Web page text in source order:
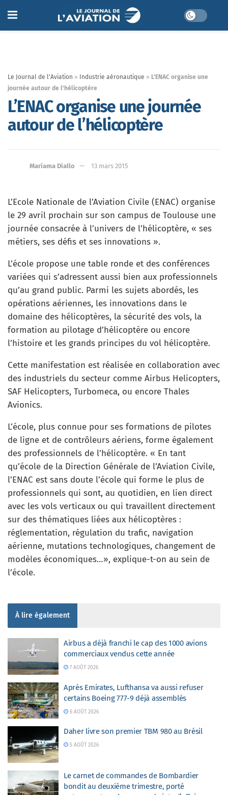
Le Journal de l'Aviation » Industrie aéronautique » L’ENAC organise une
journée autour de l’hélicoptère
L’ENAC organise une journée
autour de l’hélicoptère
Mariama Diallo 13 mars 2015
L’Ecole Nationale de l’Aviation Civile (ENAC) organise
le 29 avril prochain sur son campus de Toulouse une
journée consacrée à l’univers de l’hélicoptère, « ses
métiers, ses défis et ses innovations ».
L’école propose une table ronde et des conférences
variées qui s’adressent aussi bien aux professionnels
qu’au grand public. Parmi les sujets abordés, les
opérations aériennes, les innovations dans le
domaine des hélicoptères, la sécurité des vols, la
formation au pilotage d’hélicoptère ou encore
l’histoire et les grands principes du vol hélicoptère.
Cette manifestation est réalisée en collaboration avec
des industriels du secteur comme Airbus Helicopters,
SAF Helicopters, Turbomeca, ou encore Thales
Avionics.
L’école, plus connue pour ses formations de pilotes
de ligne et de contrôleurs aériens, forme également
des professionnels de l’hélicoptère. « En tant
qu’école de la Direction Générale de l’Aviation Civile,
l’ENAC est sans doute l’école qui forme le plus de
professionnels qui sont, au quotidien, en lien direct
avec les vols verticaux ou qui travaillent directement
sur des thématiques liées aux hélicoptères :
réglementation, régulation du trafic, navigation
aérienne, mutations technologiques, changement de
modèles économiques…», explique-t-on au sein de
l’école.
À lire également
Airbus a déjà franchi le cap des 1000 avions
commerciaux vendus cette année
7 AOÛT 2026
Après Emirates, Lufthansa va aussi refuser
certains Boeing 777-9 déjà assemblés
6 AOÛT 2026
Daher livre son premier TBM 980 au Brésil
5 AOÛT 2026
Le carnet de commandes de Bombardier
bondit au deuxième trimestre, porté